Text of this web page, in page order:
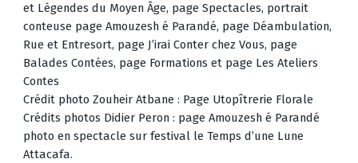
et Légendes du Moyen Âge, page Spectacles, portrait
conteuse page Amouzesh é Parandé, page Déambulation,
Rue et Entresort, page J’irai Conter chez Vous, page
Balades Contées, page Formations et page Les Ateliers
Contes
Crédit photo Zouheir Atbane : Page Utopîtrerie Florale
Crédits photos Didier Peron : page Amouzesh é Parandé
photo en spectacle sur festival le Temps d’une Lune
Attacafa.